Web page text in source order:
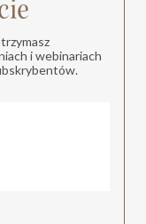
i webinariach